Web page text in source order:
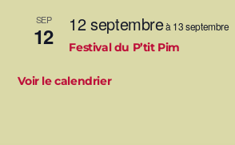
SEP
12 12 septembreà 13 septembre
Festival du P’tit Pim
Voir le calendrier